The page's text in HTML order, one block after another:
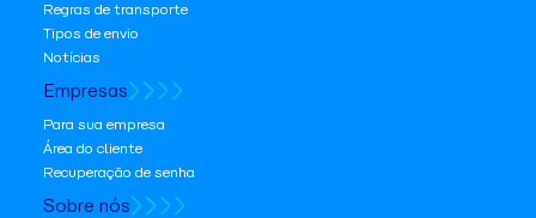
Regras de transporte
Tipos de envio
Notícias
Empresas
Para sua empresa
Área do cliente
Recuperação de senha
Sobre nós